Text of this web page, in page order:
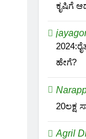
ಕೃಷಿಗೆ
ಹೇಗೆ?
20ಲಕ್ಷ
Agril